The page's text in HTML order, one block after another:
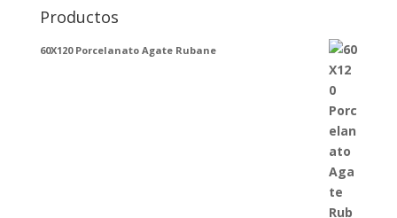
Productos
60X120 Porcelanato Agate Rubane